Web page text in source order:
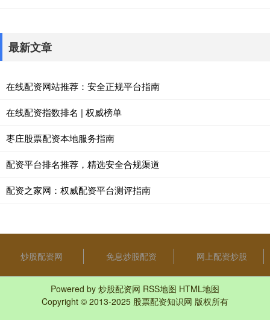
最新文章
在线配资网站推荐：安全正规平台指南
在线配资指数排名 | 权威榜单
枣庄股票配资本地服务指南
配资平台排名推荐，精选安全合规渠道
配资之家网：权威配资平台测评指南
炒股配资网 免息炒股配资 网上配资炒股
Powered by 炒股配资网 RSS地图 HTML地图
Copyright © 2013-2025 股票配资知识网 版权所有